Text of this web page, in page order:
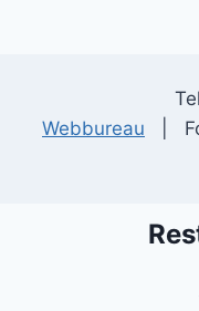
Webbureau |